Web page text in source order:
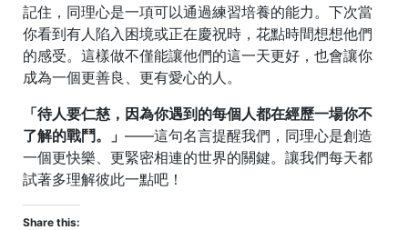
記住，同理心是一項可以通過練習培養的能力。下次當
你看到有人陷入困境或正在慶祝時，花點時間想想他們
的感受。這樣做不僅能讓他們的這一天更好，也會讓你
成為一個更善良、更有愛心的人。
「待人要仁慈，因為你遇到的每個人都在經歷一場你不
了解的戰鬥。」 ——這句名言提醒我們，同理心是創造
一個更快樂、更緊密相連的世界的關鍵。讓我們每天都
試著多理解彼此一點吧！
Share this: